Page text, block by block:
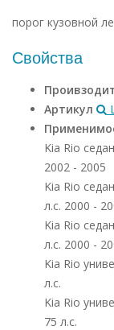
порог кузовной
Свойства
Артикул
Kia Rio
2002 - 2005
Kia Rio
л.с. 2000 -
Kia Rio
л.с. 2000 -
Kia Rio
л.с.
Kia Rio
75 л.с.